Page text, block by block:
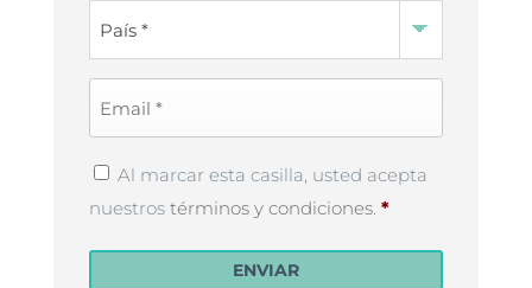
Privacy
Policy*
Al marcar esta casilla, usted acepta
nuestros términos y condiciones. *
ENVIAR